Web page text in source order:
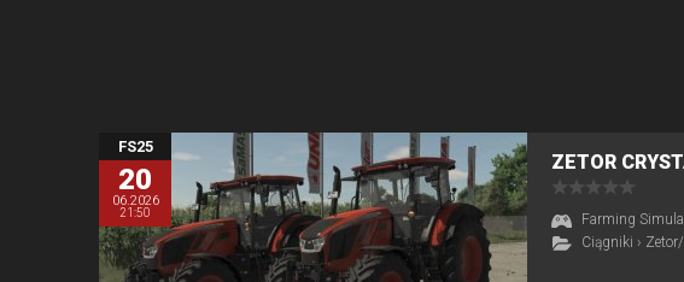
FS25
20
06.2026
21:50
ZETOR
Farming
Ciągniki ›